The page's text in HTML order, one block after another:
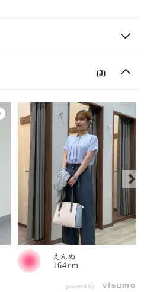
(3)
えんぬ
164cm
powered by